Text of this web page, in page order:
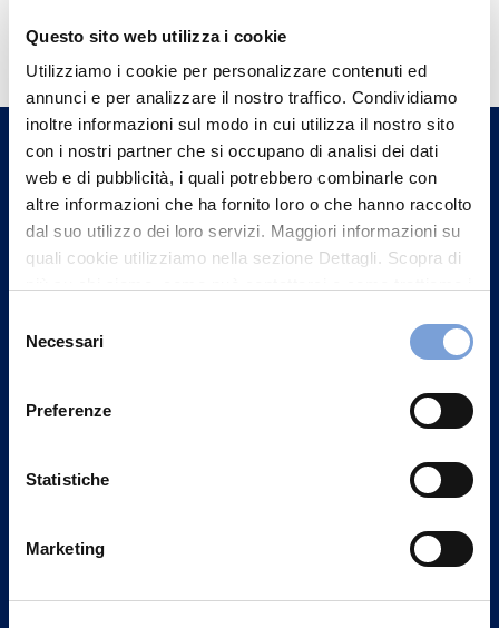
Questo sito web utilizza i cookie
Utilizziamo i cookie per personalizzare contenuti ed
annunci e per analizzare il nostro traffico. Condividiamo
inoltre informazioni sul modo in cui utilizza il nostro sito
con i nostri partner che si occupano di analisi dei dati
web e di pubblicità, i quali potrebbero combinarle con
altre informazioni che ha fornito loro o che hanno raccolto
dal suo utilizzo dei loro servizi. Maggiori informazioni su
quali cookie utilizziamo nella sezione Dettagli. Scopra di
può trovare nel footer del sito nella sezione "Informativa
delNecessari
Preferenze
Statistiche
Marketing
Hai bisogno di
informazioni?
Trova l'Agenzia più vicina a te e parla con
un nostro Agente.
Contattaci
Via Ignazio Gardella, 2
Part. IVA 01329510158